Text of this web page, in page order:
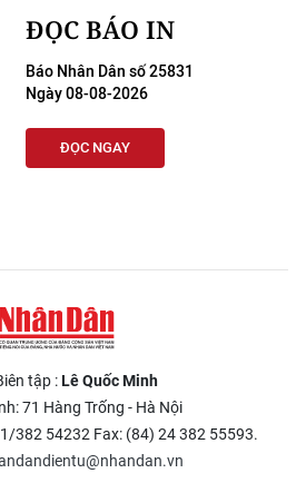
ĐỌC BÁO IN
Báo Nhân Dân số 25831
Ngày 08-08-2026
ĐỌC NGAY
tập :Lê Quốc Minh
71 Hàng Trống - Hà Nội
382 54232 Fax: (84) 24 382 55593.